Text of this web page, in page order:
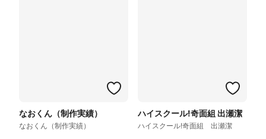
なおくん（制作実績）
なおくん（制作実績）
ハイスクール!奇面組 出瀬潔
ハイスクール!奇面組 出瀬潔